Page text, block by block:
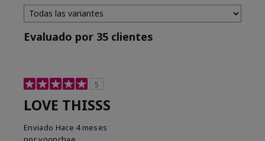
Evaluado por 35 clientes
5
LOVE THISSS
Enviado Hace 4 meses